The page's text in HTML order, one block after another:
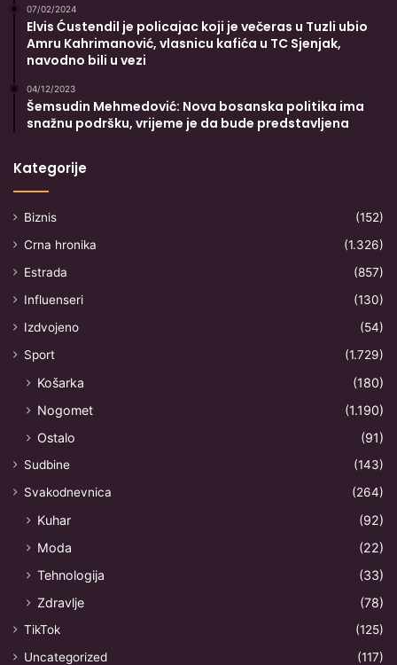
07/02/2024
Elvis Ćustendil je policajac koji je večeras u Tuzli ubio
Amru Kahrimanović, vlasnicu kafića u TC Sjenjak,
navodno bili u vezi
04/12/2023
Šemsudin Mehmedović: Nova bosanska politika ima
snažnu podršku, vrijeme je da bude predstavljena
Kategorije
Biznis
(152)
Crna hronika
(1.326)
Estrada
(857)
Influenseri
(130)
Izdvojeno
(54)
Sport
(1.729)
Košarka
(180)
Nogomet
(1.190)
Ostalo
(91)
Sudbine
(143)
Svakodnevnica
(264)
Kuhar
(92)
Moda
(22)
Tehnologija
(33)
Zdravlje
(78)
TikTok
(125)
Uncategorized
(117)